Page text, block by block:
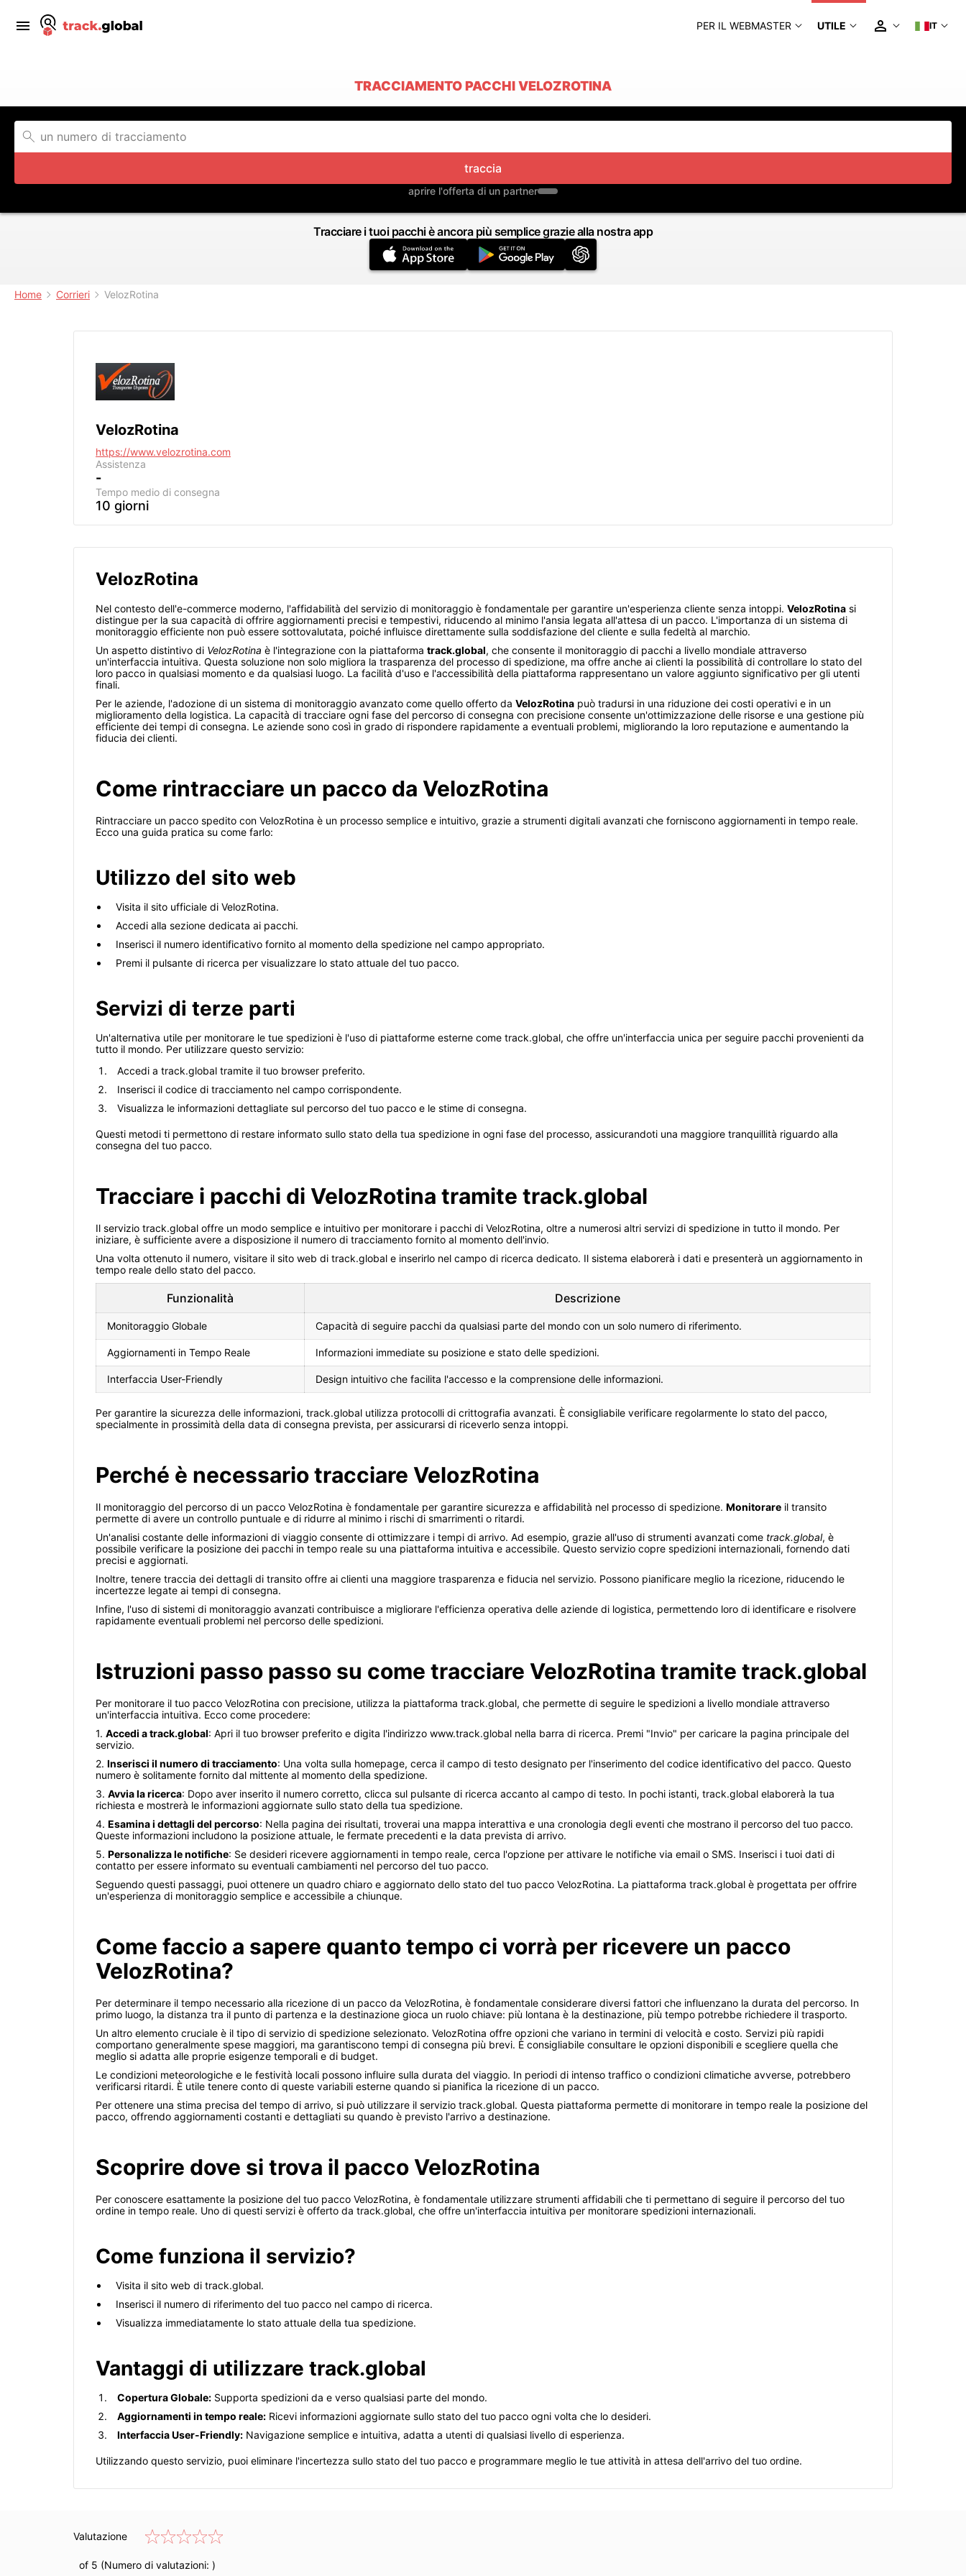
PER IL WEBMASTER UTILE IT
TRACCIAMENTO PACCHI VELOZROTINA
traccia
aprire l'offerta di un partner
Tracciare i tuoi pacchi è ancora più semplice grazie alla nostra app
Home Corrieri VelozRotina
VelozRotina
https://www.velozrotina.com
Assistenza
-
Tempo medio di consegna
10 giorni
VelozRotina
Nel contesto dell'e-commerce moderno, l'affidabilità del servizio di monitoraggio è fondamentale per garantire un'esperienza cliente senza intoppi. VelozRotina si
distingue per la sua capacità di offrire aggiornamenti precisi e tempestivi, riducendo al minimo l'ansia legata all'attesa di un pacco. L'importanza di un sistema di
monitoraggio efficiente non può essere sottovalutata, poiché influisce direttamente sulla soddisfazione del cliente e sulla fedeltà al marchio.
Un aspetto distintivo di VelozRotina è l'integrazione con la piattaforma track.global, che consente il monitoraggio di pacchi a livello mondiale attraverso
un'interfaccia intuitiva. Questa soluzione non solo migliora la trasparenza del processo di spedizione, ma offre anche ai clienti la possibilità di controllare lo stato del
loro pacco in qualsiasi momento e da qualsiasi luogo. La facilità d'uso e l'accessibilità della piattaforma rappresentano un valore aggiunto significativo per gli utenti
finali.
Per le aziende, l'adozione di un sistema di monitoraggio avanzato come quello offerto da VelozRotina può tradursi in una riduzione dei costi operativi e in un
miglioramento della logistica. La capacità di tracciare ogni fase del percorso di consegna con precisione consente un'ottimizzazione delle risorse e una gestione più
efficiente dei tempi di consegna. Le aziende sono così in grado di rispondere rapidamente a eventuali problemi, migliorando la loro reputazione e aumentando la
fiducia dei clienti.
Come rintracciare un pacco da VelozRotina
Rintracciare un pacco spedito con VelozRotina è un processo semplice e intuitivo, grazie a strumenti digitali avanzati che forniscono aggiornamenti in tempo reale.
Ecco una guida pratica su come farlo:
Utilizzo del sito web
Visita il sito ufficiale di VelozRotina.
Accedi alla sezione dedicata ai pacchi.
Inserisci il numero identificativo fornito al momento della spedizione nel campo appropriato.
Premi il pulsante di ricerca per visualizzare lo stato attuale del tuo pacco.
Servizi di terze parti
Un'alternativa utile per monitorare le tue spedizioni è l'uso di piattaforme esterne come track.global, che offre un'interfaccia unica per seguire pacchi provenienti da
tutto il mondo. Per utilizzare questo servizio:
Accedi a track.global tramite il tuo browser preferito.
Inserisci il codice di tracciamento nel campo corrispondente.
Visualizza le informazioni dettagliate sul percorso del tuo pacco e le stime di consegna.
Questi metodi ti permettono di restare informato sullo stato della tua spedizione in ogni fase del processo, assicurandoti una maggiore tranquillità riguardo alla
consegna del tuo pacco.
Tracciare i pacchi di VelozRotina tramite track.global
Il servizio track.global offre un modo semplice e intuitivo per monitorare i pacchi di VelozRotina, oltre a numerosi altri servizi di spedizione in tutto il mondo. Per
iniziare, è sufficiente avere a disposizione il numero di tracciamento fornito al momento dell'invio.
Una volta ottenuto il numero, visitare il sito web di track.global e inserirlo nel campo di ricerca dedicato. Il sistema elaborerà i dati e presenterà un aggiornamento in
tempo reale dello stato del pacco.
Funzionalità Descrizione
Monitoraggio Globale Capacità di seguire pacchi da qualsiasi parte del mondo con un solo numero di riferimento.
Aggiornamenti in Tempo Reale Informazioni immediate su posizione e stato delle spedizioni.
Interfaccia User-Friendly Design intuitivo che facilita l'accesso e la comprensione delle informazioni.
Per garantire la sicurezza delle informazioni, track.global utilizza protocolli di crittografia avanzati. È consigliabile verificare regolarmente lo stato del pacco,
specialmente in prossimità della data di consegna prevista, per assicurarsi di riceverlo senza intoppi.
Perché è necessario tracciare VelozRotina
Il monitoraggio del percorso di un pacco VelozRotina è fondamentale per garantire sicurezza e affidabilità nel processo di spedizione. Monitorare il transito
permette di avere un controllo puntuale e di ridurre al minimo i rischi di smarrimenti o ritardi.
Un'analisi costante delle informazioni di viaggio consente di ottimizzare i tempi di arrivo. Ad esempio, grazie all'uso di strumenti avanzati come track.global, è
possibile verificare la posizione dei pacchi in tempo reale su una piattaforma intuitiva e accessibile. Questo servizio copre spedizioni internazionali, fornendo dati
precisi e aggiornati.
Inoltre, tenere traccia dei dettagli di transito offre ai clienti una maggiore trasparenza e fiducia nel servizio. Possono pianificare meglio la ricezione, riducendo le
incertezze legate ai tempi di consegna.
Infine, l'uso di sistemi di monitoraggio avanzati contribuisce a migliorare l'efficienza operativa delle aziende di logistica, permettendo loro di identificare e risolvere
rapidamente eventuali problemi nel percorso delle spedizioni.
Istruzioni passo passo su come tracciare VelozRotina tramite track.global
Per monitorare il tuo pacco VelozRotina con precisione, utilizza la piattaforma track.global, che permette di seguire le spedizioni a livello mondiale attraverso
un'interfaccia intuitiva. Ecco come procedere:
1. Accedi a track.global: Apri il tuo browser preferito e digita l'indirizzo www.track.global nella barra di ricerca. Premi "Invio" per caricare la pagina principale del
servizio.
2. Inserisci il numero di tracciamento: Una volta sulla homepage, cerca il campo di testo designato per l'inserimento del codice identificativo del pacco. Questo
numero è solitamente fornito dal mittente al momento della spedizione.
3. Avvia la ricerca: Dopo aver inserito il numero corretto, clicca sul pulsante di ricerca accanto al campo di testo. In pochi istanti, track.global elaborerà la tua
richiesta e mostrerà le informazioni aggiornate sullo stato della tua spedizione.
4. Esamina i dettagli del percorso: Nella pagina dei risultati, troverai una mappa interattiva e una cronologia degli eventi che mostrano il percorso del tuo pacco.
Queste informazioni includono la posizione attuale, le fermate precedenti e la data prevista di arrivo.
5. Personalizza le notifiche: Se desideri ricevere aggiornamenti in tempo reale, cerca l'opzione per attivare le notifiche via email o SMS. Inserisci i tuoi dati di
contatto per essere informato su eventuali cambiamenti nel percorso del tuo pacco.
Seguendo questi passaggi, puoi ottenere un quadro chiaro e aggiornato dello stato del tuo pacco VelozRotina. La piattaforma track.global è progettata per offrire
un'esperienza di monitoraggio semplice e accessibile a chiunque.
Come faccio a sapere quanto tempo ci vorrà per ricevere un pacco
VelozRotina?
Per determinare il tempo necessario alla ricezione di un pacco da VelozRotina, è fondamentale considerare diversi fattori che influenzano la durata del percorso. In
primo luogo, la distanza tra il punto di partenza e la destinazione gioca un ruolo chiave: più lontana è la destinazione, più tempo potrebbe richiedere il trasporto.
Un altro elemento cruciale è il tipo di servizio di spedizione selezionato. VelozRotina offre opzioni che variano in termini di velocità e costo. Servizi più rapidi
comportano generalmente spese maggiori, ma garantiscono tempi di consegna più brevi. È consigliabile consultare le opzioni disponibili e scegliere quella che
meglio si adatta alle proprie esigenze temporali e di budget.
Le condizioni meteorologiche e le festività locali possono influire sulla durata del viaggio. In periodi di intenso traffico o condizioni climatiche avverse, potrebbero
verificarsi ritardi. È utile tenere conto di queste variabili esterne quando si pianifica la ricezione di un pacco.
Per ottenere una stima precisa del tempo di arrivo, si può utilizzare il servizio track.global. Questa piattaforma permette di monitorare in tempo reale la posizione del
pacco, offrendo aggiornamenti costanti e dettagliati su quando è previsto l'arrivo a destinazione.
Scoprire dove si trova il pacco VelozRotina
Per conoscere esattamente la posizione del tuo pacco VelozRotina, è fondamentale utilizzare strumenti affidabili che ti permettano di seguire il percorso del tuo
ordine in tempo reale. Uno di questi servizi è offerto da track.global, che offre un'interfaccia intuitiva per monitorare spedizioni internazionali.
Come funziona il servizio?
Visita il sito web di track.global.
Inserisci il numero di riferimento del tuo pacco nel campo di ricerca.
Visualizza immediatamente lo stato attuale della tua spedizione.
Vantaggi di utilizzare track.global
Copertura Globale: Supporta spedizioni da e verso qualsiasi parte del mondo.
Aggiornamenti in tempo reale: Ricevi informazioni aggiornate sullo stato del tuo pacco ogni volta che lo desideri.
Interfaccia User-Friendly: Navigazione semplice e intuitiva, adatta a utenti di qualsiasi livello di esperienza.
Utilizzando questo servizio, puoi eliminare l'incertezza sullo stato del tuo pacco e programmare meglio le tue attività in attesa dell'arrivo del tuo ordine.
Valutazione
of 5 (Numero di valutazioni: )